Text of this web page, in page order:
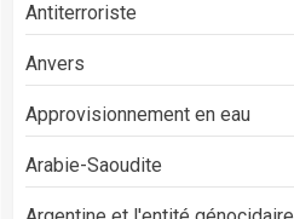
Antiterroriste
Anvers
Approvisionnement en eau
Arabie-Saoudite